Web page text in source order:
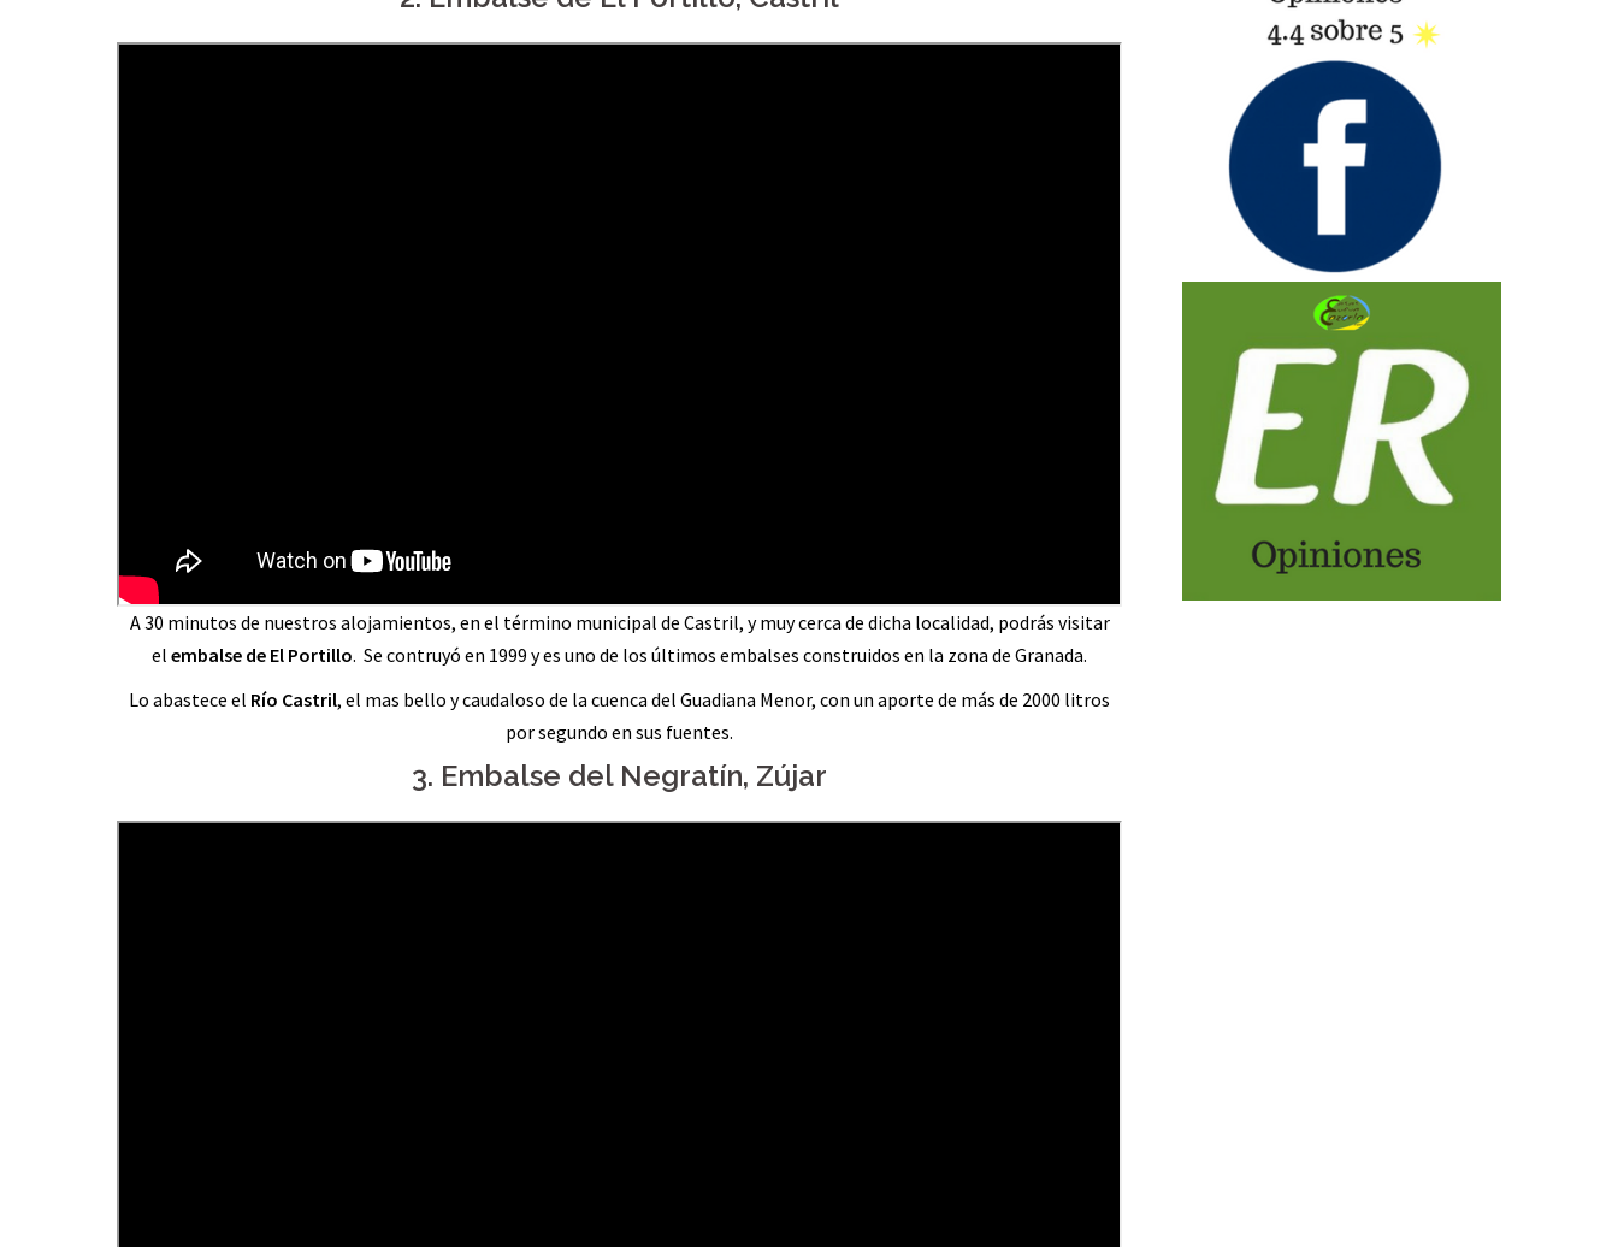
A 30 minutos de nuestros alojamientos, en el término municipal de Castril, y muy cerca de dicha localidad, podrás visitar
el embalse de El Portillo. Se contruyó en 1999 y es uno de los últimos embalses construidos en la zona de Granada.
Lo abastece el Río Castril, el mas bello y caudaloso de la cuenca del Guadiana Menor, con un aporte de más de 2000 litros
por segundo en sus fuentes.
3. Embalse del Negratín, Zújar